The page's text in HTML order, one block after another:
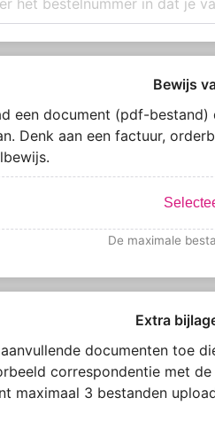
Bewijs
een document (pdf-
Denk aan een factuur,
De maximale
Extra
documenten toe
correspondentie met
maximaal 3 bestanden